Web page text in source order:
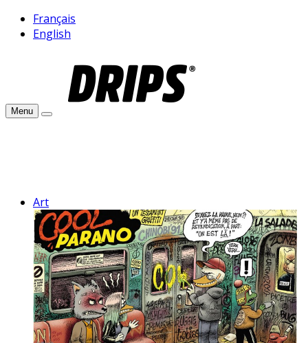
Français
English
Menu
Art